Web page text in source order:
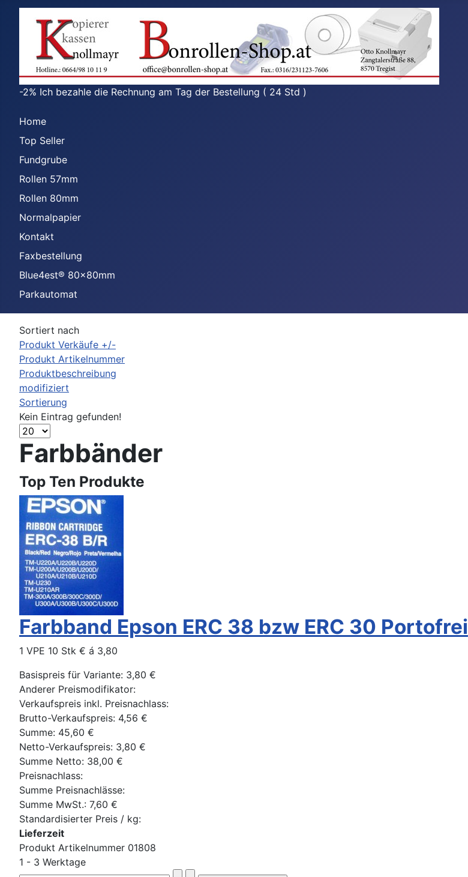
-2% Ich bezahle die Rechnung am Tag der Bestellung ( 24 Std )
Home
Top Seller
Fundgrube
Rollen 57mm
Rollen 80mm
Normalpapier
Kontakt
Faxbestellung
Blue4est® 80x80mm
Parkautomat
Sortiert nach
Produkt Verkäufe +/-
Produkt Artikelnummer
Produktbeschreibung
modifiziert
Sortierung
Kein Eintrag gefunden!
Farbbänder
Top Ten Produkte
Farbband Epson ERC 38 bzw ERC 30 Portofrei
1 VPE 10 Stk € á 3,80
Basispreis für Variante: 3,80 €
Anderer Preismodifikator:
Verkaufspreis inkl. Preisnachlass:
Brutto-Verkaufspreis: 4,56 €
Summe: 45,60 €
Netto-Verkaufspreis: 3,80 €
Summe Netto: 38,00 €
Preisnachlass:
Summe Preisnachlässe:
Summe MwSt.: 7,60 €
Standardisierter Preis / kg:
Lieferzeit
Produkt Artikelnummer 01808
1 - 3 Werktage